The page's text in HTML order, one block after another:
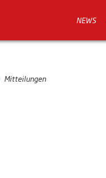
NEWS
Mitteilungen